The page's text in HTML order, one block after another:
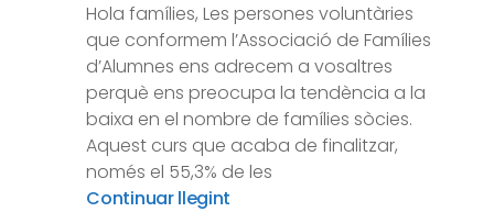
Hola famílies, Les persones voluntàries
que conformem l’Associació de Famílies
d’Alumnes ens adrecem a vosaltres
perquè ens preocupa la tendència a la
baixa en el nombre de famílies sòcies.
Aquest curs que acaba de finalitzar,
només el 55,3% de les
Continuar llegint